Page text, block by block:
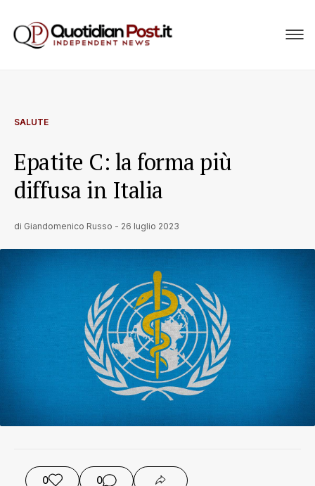
SALUTE
Epatite C: la forma più
diffusa in Italia
di Giandomenico Russo - 26 luglio 2023
0 0